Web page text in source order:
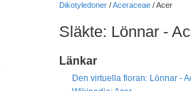
Dikotyledoner/Aceraceae/ Acer
Släkte: Lönnar -
Länkar
Den virtuella floran: Lönnar -